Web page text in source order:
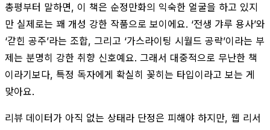
총평부터 말하면, 이 책은 순정만화의 익숙한 얼굴을 하고 있지
만 실제로는 꽤 개성 강한 작품으로 보이에요. ‘전생 갸루 용사’와
‘갇힌 공주’라는 조합, 그리고 ‘가스라이팅 시월드 공략’이라는 부
제는 분명히 강한 취향 신호예요. 그래서 대중적으로 무난한 책
이라기보다, 특정 독자에게 확실히 꽂히는 타입이라고 보는 게
맞아요.
리뷰 데이터가 아직 없는 상태라 단정은 피해야 하지만, 웹 리서